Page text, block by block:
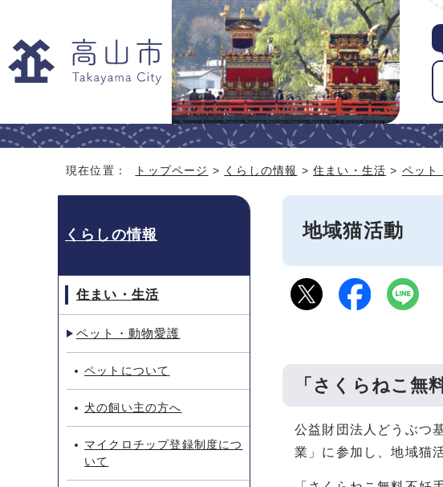
現在位置： トップページ > くらしの情報 >住まい・生活 > ペット
地域猫活動
「さくらねこ無
公益財団法人どうぶつ
業」に参加し、地域猫
くらしの情報
住まい・生活
ペット・動物愛護
ペットについて
犬の飼い主の方へ
マイクロチップ登録制度につ
いて